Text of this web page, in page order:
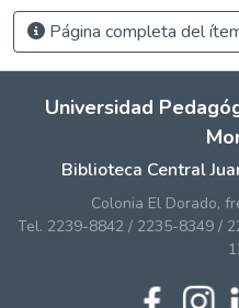
Página completa del
Universidad
Biblioteca Central
Colonia El Dorado,
Tel. 2239-8842 / 2235-8349 /